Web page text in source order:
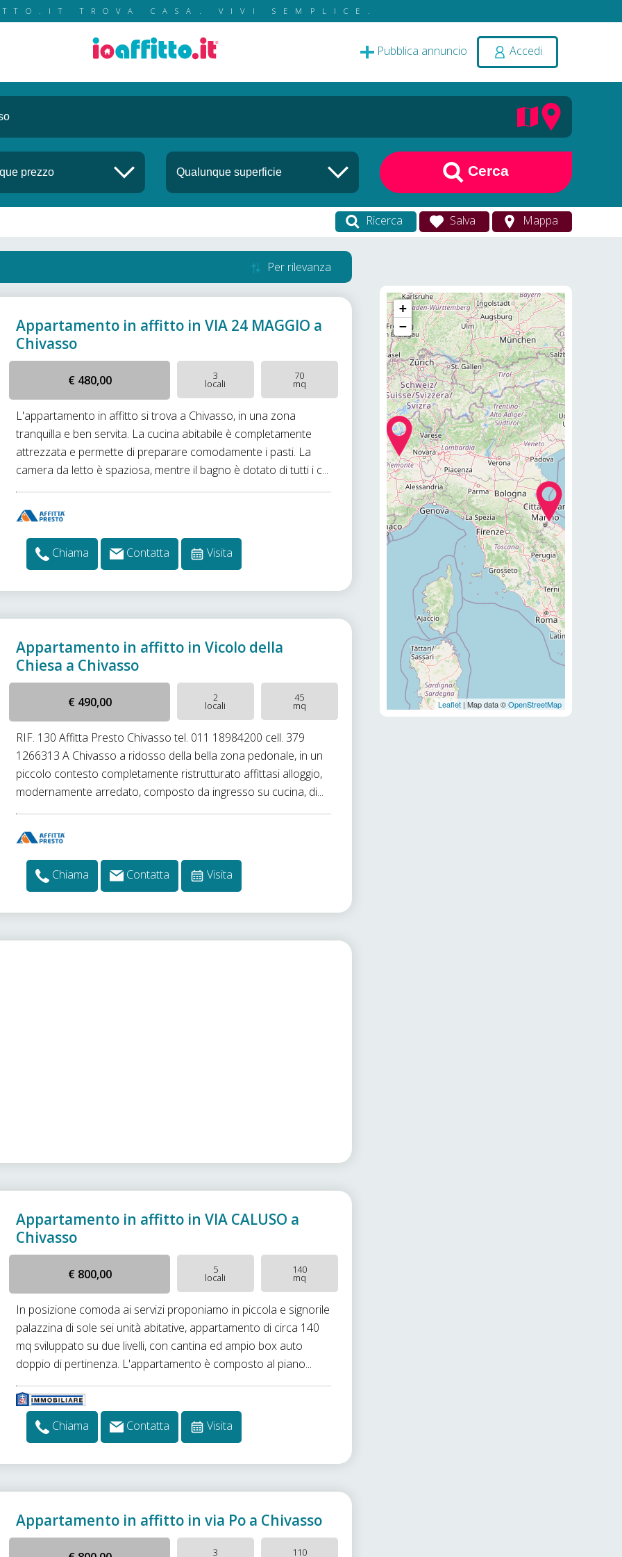
TROVA CASA. VIVI SEMPLICE.
Pubblica annuncio Accedi
Cerca
Ricerca Salva Mappa
Per rilevanza
Appartamento in affitto in VIA 24 MAGGIO a
Chivasso
€ 480,00 3
locali
70
mq
L'appartamento in affitto si trova a Chivasso, in una zona
tranquilla e ben servita. La cucina abitabile è completamente
attrezzata e permette di preparare comodamente i pasti. La
camera da letto è spaziosa, mentre il bagno è dotato di tutti i c...
Chiama Contatta Visita
Appartamento in affitto in Vicolo della
Chiesa a Chivasso
€ 490,00 2
locali
45
mq
RIF. 130 Affitta Presto Chivasso tel. 011 18984200 cell. 379
1266313 A Chivasso a ridosso della bella zona pedonale, in un
piccolo contesto completamente ristrutturato affittasi alloggio,
modernamente arredato, composto da ingresso su cucina, di...
Chiama Contatta Visita
Appartamento in affitto in VIA CALUSO a
Chivasso
€ 800,00 5
locali
140
mq
In posizione comoda ai servizi proponiamo in piccola e signorile
palazzina di sole sei unità abitative, appartamento di circa 140
mq sviluppato su due livelli, con cantina ed ampio box auto
doppio di pertinenza. L'appartamento è composto al piano...
Chiama Contatta Visita
Appartamento in affitto in via Po a Chivasso
3 110
+
−
Leaflet | Map data ©OpenStreetMap